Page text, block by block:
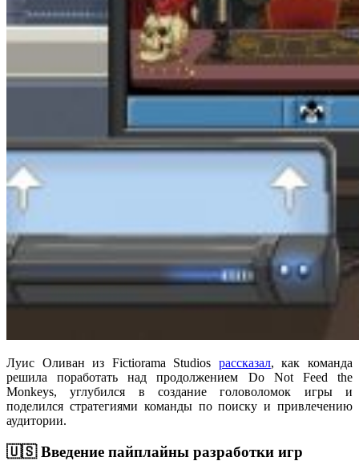
Луис Оливан из Fictiorama Studios рассказал, как команда
решила поработать над продолжением Do Not Feed the
Monkeys, углубился в создание головоломок игры и
поделился стратегиями команды по поиску и привлечению
аудитории.
🇺🇸 Введение пайплайны разработки игр